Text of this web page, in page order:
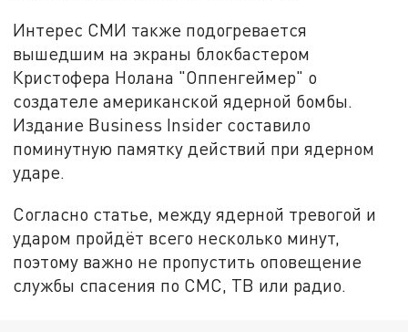
Интерес СМИ также подогревается
вышедшим на экраны блокбастером
Кристофера Нолана "Оппенгеймер" о
создателе американской ядерной бомбы.
Издание Business Insider составило
поминутную памятку действий при ядерном
ударе.
Согласно статье, между ядерной тревогой и
ударом пройдёт всего несколько минут,
поэтому важно не пропустить оповещение
службы спасения по СМС, ТВ или радио.